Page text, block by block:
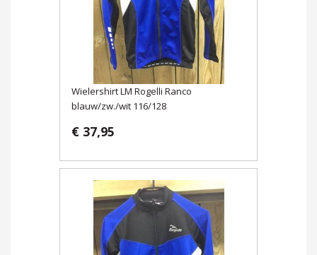
Wielershirt LM Rogelli Ranco
blauw/zw./wit 116/128
€ 37,95